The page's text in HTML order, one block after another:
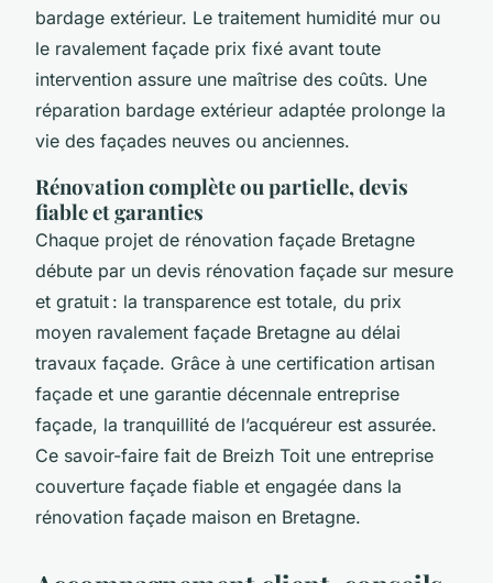
bardage extérieur. Le traitement humidité mur ou
le ravalement façade prix fixé avant toute
intervention assure une maîtrise des coûts. Une
réparation bardage extérieur adaptée prolonge la
vie des façades neuves ou anciennes.
Rénovation complète ou partielle, devis
fiable et garanties
Chaque projet de rénovation façade Bretagne
débute par un devis rénovation façade sur mesure
et gratuit : la transparence est totale, du prix
moyen ravalement façade Bretagne au délai
travaux façade. Grâce à une certification artisan
façade et une garantie décennale entreprise
façade, la tranquillité de l’acquéreur est assurée.
Ce savoir-faire fait de Breizh Toit une entreprise
couverture façade fiable et engagée dans la
rénovation façade maison en Bretagne.